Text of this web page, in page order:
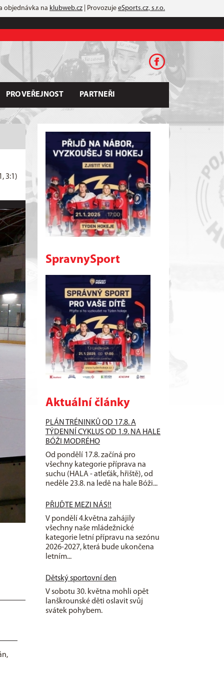
objednávka na klubweb.cz | Provozuje eSports.cz, s.r.o.
PRO VEŘEJNOST PARTNEŘI
3:1)
SpravnySport
Aktuální články
PLÁN TRÉNINKŮ OD 17.8. A
TÝDENNÍ CYKLUS OD 1.9. NA HALE
BÓŽI MODRÉHO
Od pondělí 17.8. začíná pro
všechny kategorie příprava na
suchu (HALA - atleťák, hřiště), od
neděle 23.8. na ledě na hale Bóži...
PŘIJĎTE MEZI NÁS!!
V pondělí 4.května zahájily
všechny naše mládežnické
kategorie letní přípravu na sezónu
2026-2027, která bude ukončena
letním...
Dětský sportovní den
V sobotu 30. května mohli opět
lanškrounské děti oslavit svůj
svátek pohybem.